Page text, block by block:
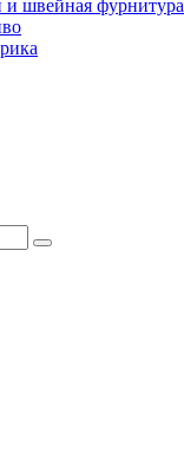
и швейная фурнитура